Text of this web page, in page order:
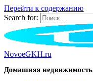
Перейти к содержанию
Search for:
NovoeGKH.ru
Домашняя недвижимость